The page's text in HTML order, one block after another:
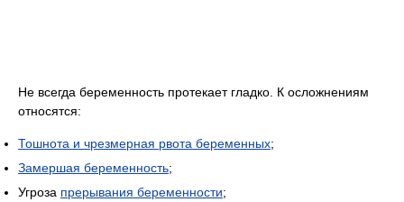
Не всегда беременность протекает гладко. К осложнениям
относятся:
Тошнота и чрезмерная рвота беременных;
Замершая беременность;
Угроза прерывания беременности;